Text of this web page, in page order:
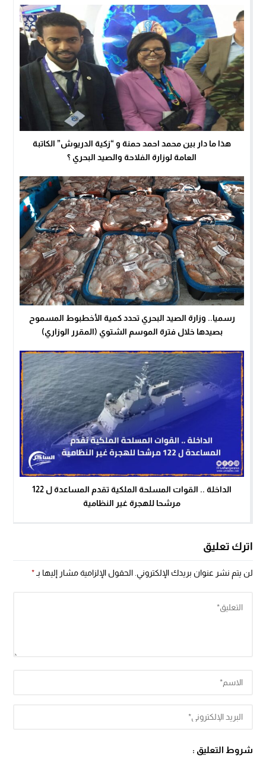
هذا ما دار بين محمد احمد حمنة و “زكية الدريوش” الكاتبة
العامة لوزارة الفلاحة والصيد البحري ؟
رسميا.. وزارة الصيد البحري تحدد كمية الأخطبوط المسموح
بصيدها خلال فترة الموسم الشتوي (المقرر الوزاري)
الداخلة .. القوات المسلحة الملكية تقدم المساعدة ل 122
مرشحا للهجرة غير النظامية
اترك تعليق
لن يتم نشر عنوان بريدك الإلكتروني. الحقول الإلزامية مشار إليها بـ*
شروط التعليق :